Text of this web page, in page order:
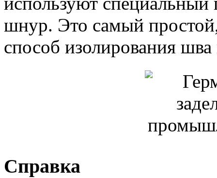
шнур. Это самый
способ изолирования
Справка